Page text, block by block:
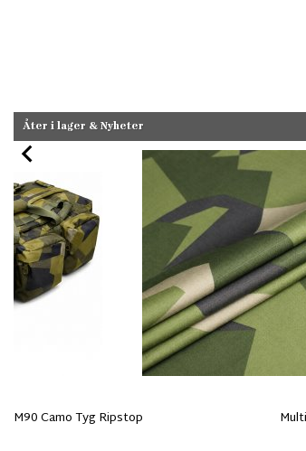
Åter i lager & Nyheter
M90 Camo Tyg Ripstop